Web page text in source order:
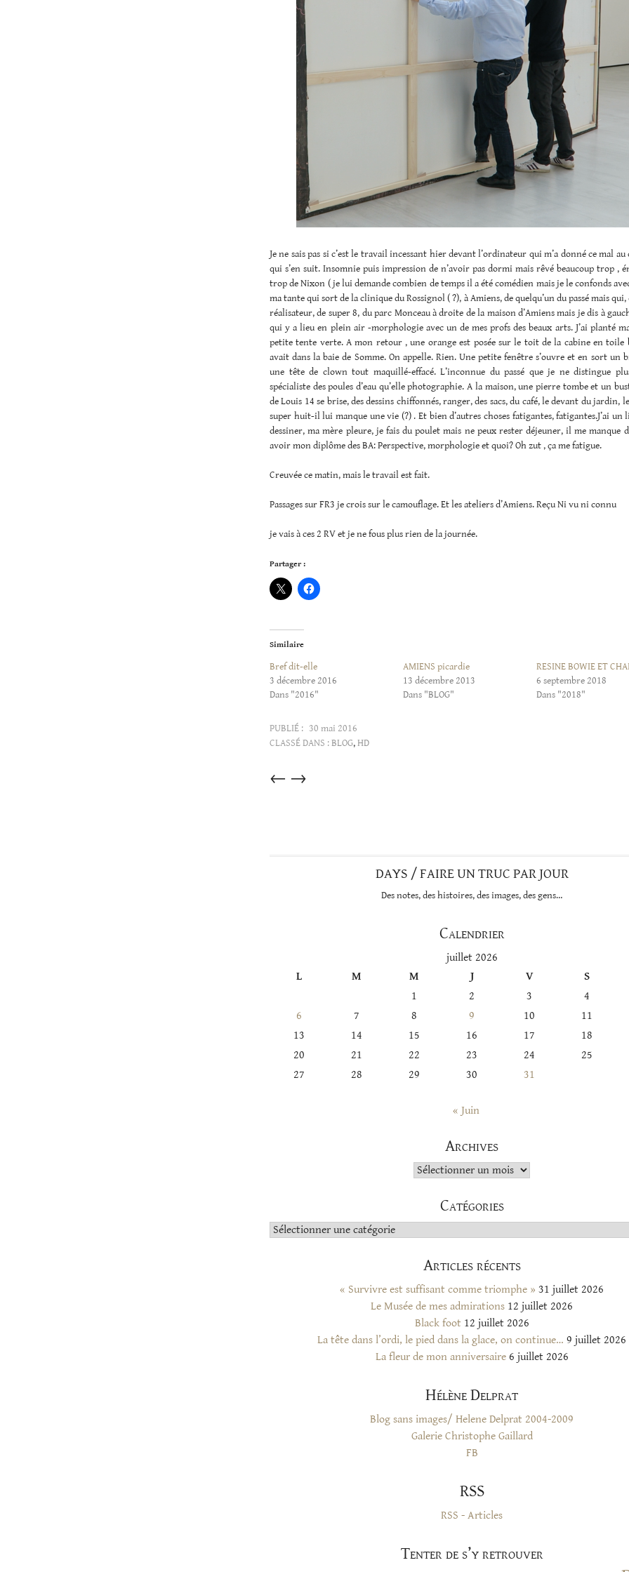
Je ne sais pas si c’est le travail incessant hier devant l’ordinateur qui m’a donné ce mal au
qui s’en suit. Insomnie puis impression de n’avoir pas dormi mais rêvé beaucoup trop ,
trop de Nixon ( je lui demande combien de temps il a été comédien mais je le confonds
ma tante qui sort de la clinique du Rossignol ( ?), à Amiens, de quelqu’un du passé mais
réalisateur, de super 8, du parc Monceau à droite de la maison d’Amiens mais je dis à
qui y a lieu en plein air -morphologie avec un de mes profs des beaux arts. J’ai planté
petite tente verte. A mon retour , une orange est posée sur le toit de la cabine en toile
avait dans la baie de Somme. On appelle. Rien. Une petite fenêtre s’ouvre et en sort un
une tête de clown tout maquillé-effacé. L’inconnue du passé que je ne distingue
spécialiste des poules d’eau qu’elle photographie. A la maison, une pierre tombe et un
de Louis 14 se brise, des dessins chiffonnés, ranger, des sacs, du café, le devant du jardin,
super huit-il lui manque une vie (?) . Et bien d’autres choses fatigantes, fatigantes.J’ai un
dessiner, ma mère pleure, je fais du poulet mais ne peux rester déjeuner, il me manque
avoir mon diplôme des BA: Perspective, morphologie et quoi? Oh zut , ça me fatigue.
Creuvée ce matin, mais le travail est fait.
Passages sur FR3 je crois sur le camouflage. Et les ateliers d’Amiens. Reçu Ni vu ni connu
je vais à ces 2 RV et je ne fous plus rien de la journée.
Partager :
Similaire
Bref dit-elle
3 décembre 2016
Dans "2016"
AMIENS picardie
13 décembre 2013
Dans "BLOG"
RESINE BOWIE ET
6 septembre 2018
Dans "2018"
PUBLIÉ : 30 mai 2016
CLASSÉ DANS :BLOG,HD
Articles
→
←
DAYS / FAIRE UN TRUC PAR JOUR
Des notes, des histoires, des images, des gens…
Calendrier
juillet 2026
L
M M J V
S
1
2 3
4
6
7 8 9 10
11
13
14 15 16 17
18
20
21 22 23 24
25
27
28 29 30 31
« Juin
Archives
Archives
Catégories
Catégories
Articles récents
« Survivre est suffisant comme triomphe » 31 juillet 2026
Le Musée de mes admirations 12 juillet 2026
Black foot 12 juillet 2026
La tête dans l’ordi, le pied dans la glace, on continue… 9 juillet 2026
La fleur de mon anniversaire 6 juillet 2026
Hélène Delprat
Blog sans images/ Helene Delprat 2004-2009
Galerie Christophe Gaillard
FB
RSS
RSS - Articles
Tenter de s’y retrouver